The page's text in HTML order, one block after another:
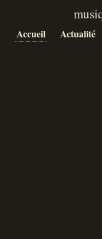
Accueil Actualité